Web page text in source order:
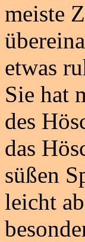
meiste
etwas
Sie hat
des
das
süßen
leicht